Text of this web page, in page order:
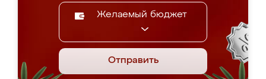
Желаемый бюджет
Отправить